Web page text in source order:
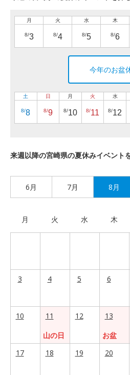
月
8/3
火
8/4
水
8/5
木
8/6
今年のお盆
土
8/8
日
8/9
月
8/10
火
8/11
水
8/12
来週以降の宮崎県の夏休みイベント
6月 7月 8月
月 火 水 木
3 4 5 6
10
11
山の日
12
13
お盆
17
18 19 20